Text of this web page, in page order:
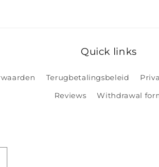
Quick links
Terugbetalingsbeleid
Reviews
Withdrawal